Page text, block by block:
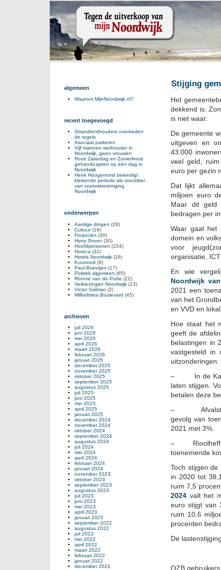
Stijging
Het
dekkend is.
is niet waar.
De gemeente
uitgeven en
43.000
veel geld,
euro per gezin
Dat lijkt
miljoen euro
Maar dit geld
bedragen per
Waar gaat het
domein en
voor
organisatie,
En wie
Noordwijk
2021 een
van het
en VVD en
Hoe staat het
geeft de
belastingen in
vastgesteld in
uitzonderingen:
– In de
laten stijgen.
betalen deze
–
gevolg van
2021 met 3%.
– Rioolheffing
toenemende
Toch stijgen
in 2020 tot
ruim 7,5
2024 valt het
euro stijgt van
ruim 10,6
procenten
De
OZB
algemeen
Waarom MijnNoordwijk.nl?
recent toegevoegd
Strandtenthouders overtreden
de regels
Asociaal parkeren
Vijf mannen wethouder in
Noordwijk, geen vrouwen
Roze Zaterdag en Zomerfeest
gehandicapten op één dag in
Noordwijk
Henk Hoogervorst beëindigt
klinkende periode als voorzitter
van voetvalvereniging
Noordwijk
onderwerpen
Aardige dingen (28)
Cultuur(18)
Financiën (30)
Harry Groen (30)
Hoofdpersonen (154)
Horeca (32)
Hotels Noordwijk (16)
Kuuroord (9)
Paul Brandjes (17)
Politiek algemeen (65)
Ronnie van de Putte (22)
Verkiezingen Noordwijk (13)
Victor Salman (2)
Wilhelmina Boulevard (45)
archieven
juli 2026
juni 2026
mei 2026
april 2026
maart 2026
februari 2026
januari 2026
december 2025
november 2025
oktober 2025
september 2025
augustus 2025
juli 2025
juni 2025
mei 2025
april 2025
januari 2025
december 2024
november 2024
oktober 2024
september 2024
augustus 2024
juli 2024
mei 2024
april 2024
februari 2024
januari 2024
november 2023
oktober 2023
september 2023
augustus 2023
juli 2023
juni 2023
mei 2023
april 2023
januari 2023
september 2022
augustus 2022
juli 2022
mei 2022
april 2022
maart 2022
februari 2022
januari 2022
december 2021